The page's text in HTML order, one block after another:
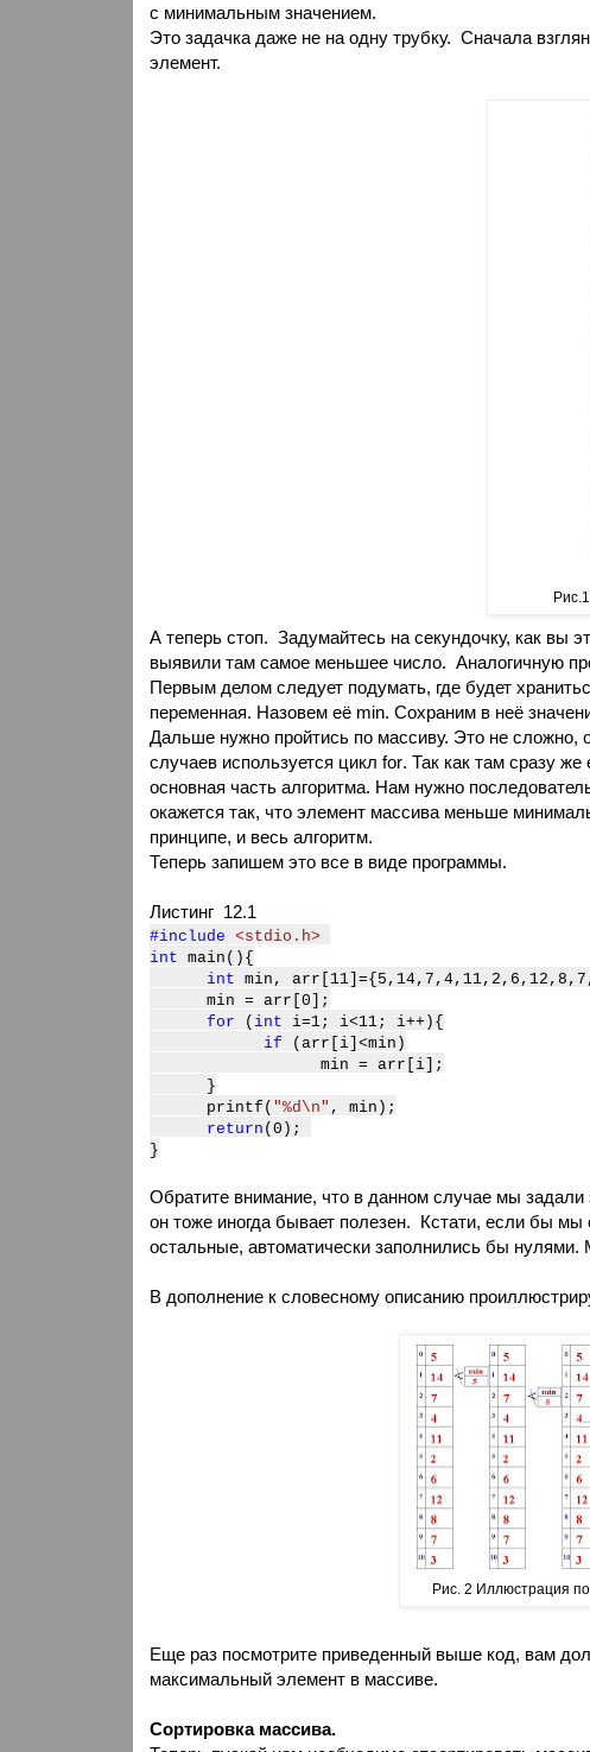
с минимальным значением.
Это задачка даже не на одну трубку. Сначала
элемент.
А теперь стоп. Задумайтесь на секундочку, как вы
выявили там самое меньшее число. Аналогичную
Первым делом следует подумать, где будет
переменная. Назовем её min. Сохраним в неё
Дальше нужно пройтись по массиву. Это не сложно,
случаев используется цикл for. Так как там сразу же
основная часть алгоритма. Нам нужно
окажется так, что элемент массива меньше
принципе, и весь алгоритм.
Теперь запишем это все в виде программы.
Листинг 12.1
#include <stdio.h>
int main() {
int min,
min = arr[0];
for ( int i=1; i<11; i++){
if (arr[i]<min)
min = arr[i];
}
printf( "%d\n" , min);
return (0);
}
Обратите внимание, что в данном случае мы
он тоже иногда бывает полезен. Кстати, если бы мы
остальные, автоматически заполнились бы нулями.
В дополнение к словесному описанию
Рис. 2 Иллюстрация
Еще раз посмотрите приведенный выше код, вам
максимальный элемент в массиве.
Сортировка массива.